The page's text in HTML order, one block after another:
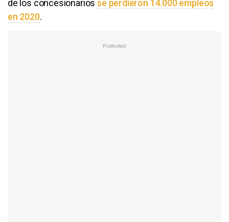
de los concesionariosse perdieron 14.000 empleos
en 2020.